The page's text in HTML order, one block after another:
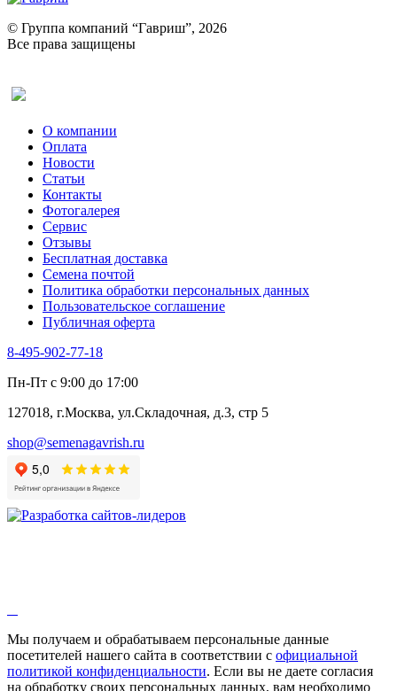
Ревень
Рукола
Рута
Тмин
Трава для чая
Туласи
Укроп
Фенхель пряный
Хризантема овощная
Цикорий пряный
Цикорий салатный (Витлуф)
Черемша
Шпинат
Щавель
Эндивий
Эстрагон
Алтей
Бессмертник
Валериана
Валерианелла
Гибискус лекарственный
Девясил
Душица
Змееголовник
Мыльнянка
Мята
Овсяный корень
© Группа компаний “Гавриш”, 2026
Все права защищены
О компании
Оплата
Новости
Статьи
Контакты
Фотогалерея​
Сервис
Отзывы
Бесплатная доставка
Семена почтой
Политика обработки персональных данных
Пользовательское соглашение
Публичная оферта
8-495-902-77-18
Пн-Пт с 9:00 до 17:00
127018, г.Москва, ул.Складочная, д.3, стр 5
shop@semenagavrish.ru
Мы получаем и обрабатываем персональные данные
посетителей нашего сайта в соответствии с официальной
политикой конфиденциальности. Если вы не даете согласия
на обработку своих персональных данных, вам необходимо